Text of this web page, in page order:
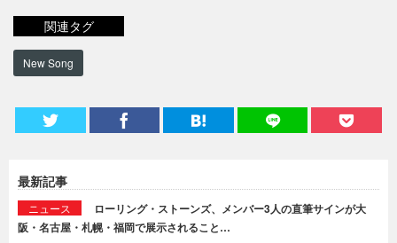
関連タグ
New Song
最新記事
ニュース
ローリング・ストーンズ、メンバー3人の直筆サインが大
阪・名古屋・札幌・福岡で展示されること…